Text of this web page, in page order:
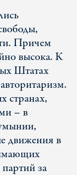
Причем
высока. К
Штатах
странах,
– в
движения в
за